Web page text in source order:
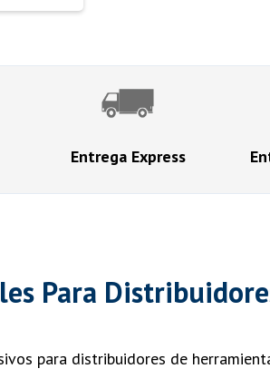
Entrega Express
Para
para distribuidores de